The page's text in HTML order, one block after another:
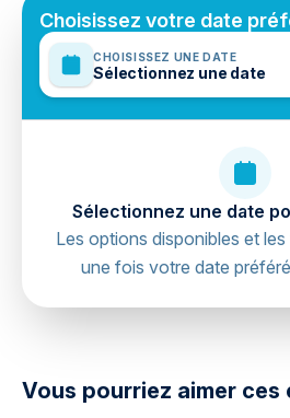
directions
Choisissez votre date
CHOISISSEZ UNE DATE
Sélectionnez une date
Sélectionnez une date
Les options disponibles et
une fois votre date
Vous pourriez aimer ces